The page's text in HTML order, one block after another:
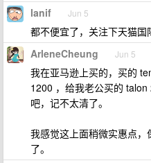
lanif Jun 5
都不便宜了，关注下天猫国
ArleneCheung Jun 5
我在亚马逊上买的，买的
1200 ，给我老公买的
吧，记不太清了。
我感觉这上面稍微实惠点
了。